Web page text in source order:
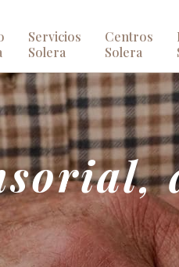
Servicios
Solera
Centros
Solera